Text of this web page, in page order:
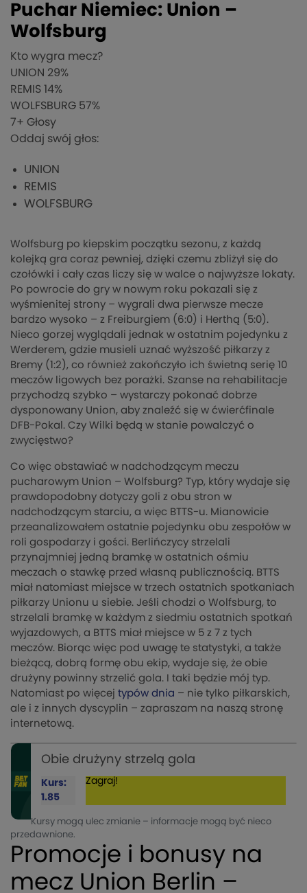
Puchar Niemiec: Union –
Wolfsburg
Kto wygra mecz?
UNION 29%
REMIS 14%
WOLFSBURG 57%
7+ Głosy
Oddaj swój głos:
UNION
REMIS
WOLFSBURG
Wolfsburg po kiepskim początku sezonu, z każdą
kolejką gra coraz pewniej, dzięki czemu zbliżył się do
czołówki i cały czas liczy się w walce o najwyższe lokaty.
Po powrocie do gry w nowym roku pokazali się z
wyśmienitej strony – wygrali dwa pierwsze mecze
bardzo wysoko – z Freiburgiem (6:0) i Herthą (5:0).
Nieco gorzej wyglądali jednak w ostatnim pojedynku z
Werderem, gdzie musieli uznać wyższość piłkarzy z
Bremy (1:2), co również zakończyło ich świetną serię 10
meczów ligowych bez porażki. Szanse na rehabilitacje
przychodzą szybko – wystarczy pokonać dobrze
dysponowany Union, aby znaleźć się w ćwierćfinale
DFB-Pokal. Czy Wilki będą w stanie powalczyć o
zwycięstwo?
Co więc obstawiać w nadchodzącym meczu
pucharowym Union – Wolfsburg? Typ, który wydaje się
prawdopodobny dotyczy goli z obu stron w
nadchodzącym starciu, a więc BTTS-u. Mianowicie
przeanalizowałem ostatnie pojedynku obu zespołów w
roli gospodarzy i gości. Berlińczycy strzelali
przynajmniej jedną bramkę w ostatnich ośmiu
meczach o stawkę przed własną publicznością. BTTS
miał natomiast miejsce w trzech ostatnich spotkaniach
piłkarzy Unionu u siebie. Jeśli chodzi o Wolfsburg, to
strzelali bramkę w każdym z siedmiu ostatnich spotkań
wyjazdowych, a BTTS miał miejsce w 5 z 7 z tych
meczów. Biorąc więc pod uwagę te statystyki, a także
bieżącą, dobrą formę obu ekip, wydaje się, że obie
drużyny powinny strzelić gola. I taki będzie mój typ.
Natomiast po więcej typów dnia – nie tylko piłkarskich,
ale i z innych dyscyplin – zapraszam na naszą stronę
internetową.
Obie drużyny strzelą gola
Kurs:
1.85
Zagraj!
Kursy mogą ulec zmianie – informacje mogą być nieco
przedawnione.
Promocje i bonusy na
mecz Union Berlin –